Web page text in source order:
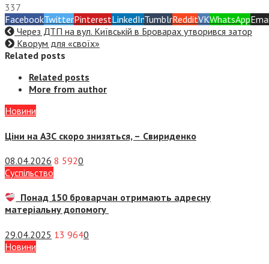
337
FacebookTwitterPinterestLinkedInTumblrRedditVKWhatsApp
Через ДТП на вул. Київській в Броварах утворився затор
Кворум для «своїх»
Related posts
Related posts
More from author
Новини
Ціни на АЗС скоро знизяться, – Свириденко
08.04.2026 8 5920
Суспiльство
Понад 150 броварчан отримають адресну
матеріальну допомогу
29.04.2025 13 9640
Новини